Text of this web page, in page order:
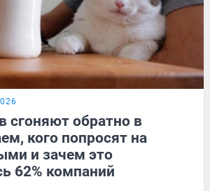
сгоняют обратно в
кого попросят на
и зачем это
62% компаний